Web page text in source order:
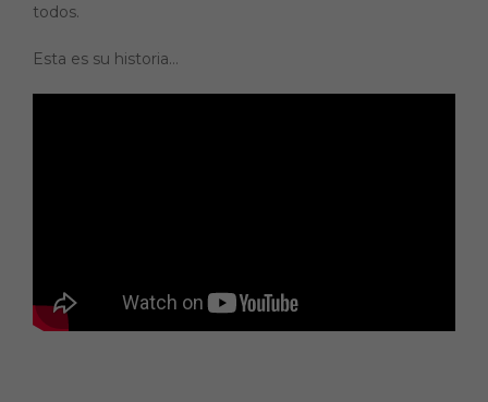
todos.
Esta es su historia…